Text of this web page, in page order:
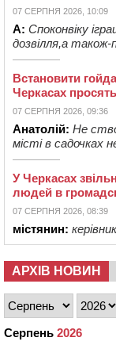
07 СЕРПНЯ 2026, 10:09
А: Споконвіку
дозвілля,а також-
Встановити
Черкасах
07 СЕРПНЯ 2026, 09:36
Анатолій: Не
місті в садочках
У Черкасах
людей в
07 СЕРПНЯ 2026, 08:39
містянин:
АРХІВ НОВИН
Серпень 2026